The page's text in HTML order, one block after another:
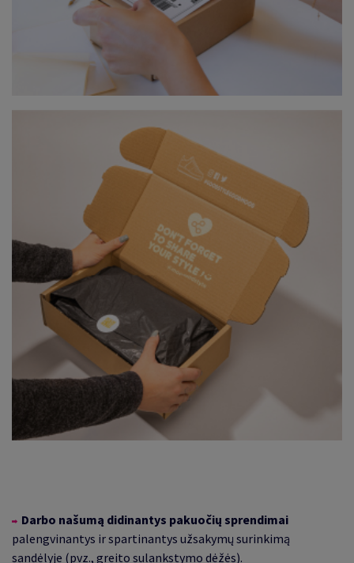
Darbo našumą didinantys pakuočių sprendimai
palengvinantys ir spartinantys užsakymų surinkimą
sandėlyje (pvz., greito sulankstymo dėžės).